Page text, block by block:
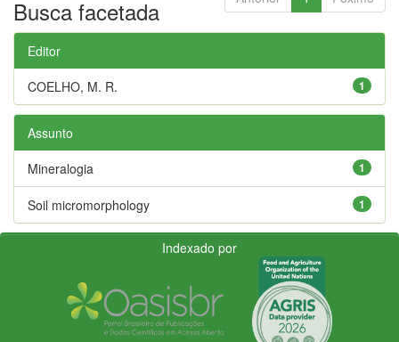
Busca facetada
Editor
1
COELHO, M. R.
Assunto
1
Mineralogia
1
Soil micromorphology
Indexado por